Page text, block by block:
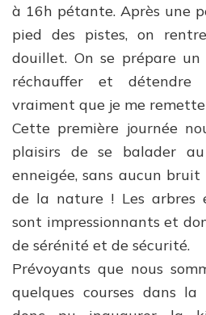
à 16h pétante. Après une
pied des pistes, on
douillet. On se prépare
réchauffer et détendre
vraiment que je me
Cette première journée
plaisirs de se balader
enneigée, sans aucun
de la nature ! Les arbres
sont impressionnants et
de sérénité et de sécurité.
Prévoyants que nous
quelques courses dans la